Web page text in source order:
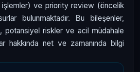
ve priority review (öncelik
bulunmaktadır. Bu bileşenler,
potansiyel riskler ve acil müdahale
hakkında net ve zamanında bilgi